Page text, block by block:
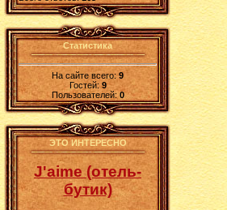
Статистика
На сайте всего:9
Гостей:9
Пользователей: 0
ЭТО ИНТЕРЕСНО
J'aime (отель-
бутик)